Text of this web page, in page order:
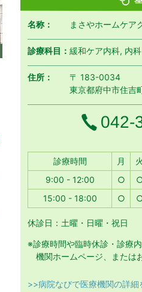
名称： まさやホームケア
診療科目：緩和ケア内科, 内科
住所：
〒 183-0034
東京都府中市住吉
電話
042-
診療時間 月 月曜火
9:00 - 12:00
○
15:00 - 18:00
○
休診日：土曜・日曜・祝日
※診療時間や臨時休診・診療
機関ホームページ、または
>>病院なびで医療機関の詳細